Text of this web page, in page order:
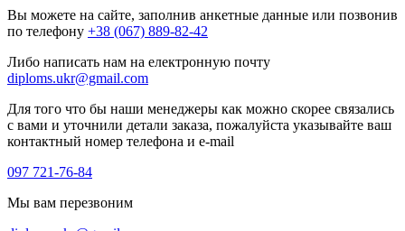
Вы можете на сайте, заполнив анкетные данные или позвонив
по телефону +38 (067) 889-82-42
Либо написать нам на електронную почту
diploms.ukr@gmail.com
Для того что бы наши менеджеры как можно скорее связались
с вами и уточнили детали заказа, пожалуйста указывайте ваш
контактный номер телефона и e-mail
097 721-76-84
Мы вам перезвоним